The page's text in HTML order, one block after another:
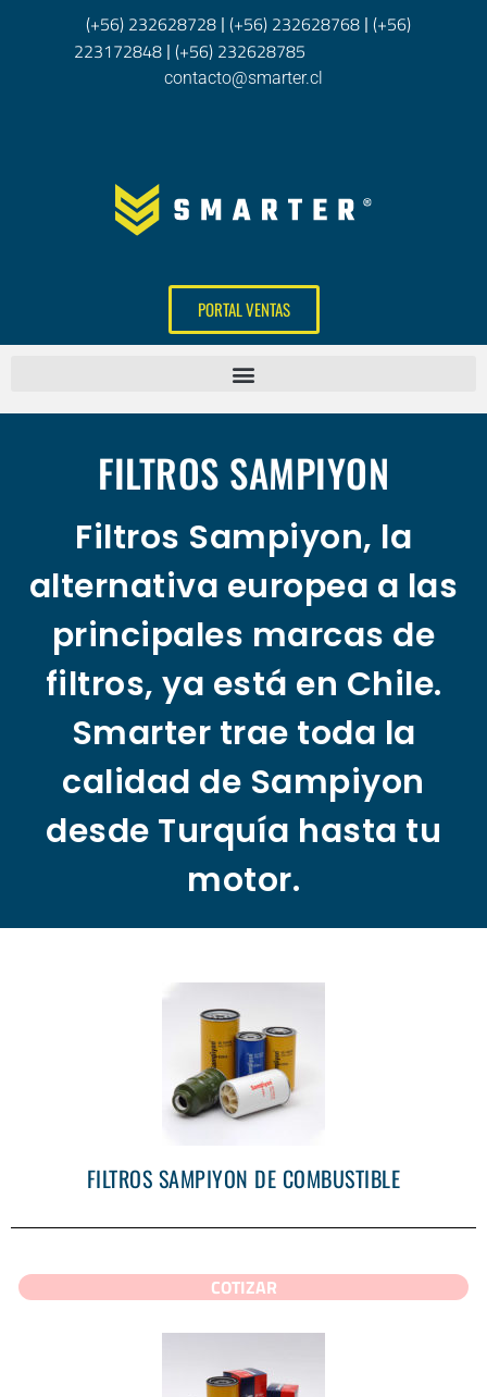
(+56) 232628728| (+56) 232628768| (+56)
223172848| (+56) 232628785
contacto@smarter.cl
PORTAL VENTAS
FILTROS SAMPIYON
Filtros Sampiyon, la
alternativa europea a las
principales marcas de
filtros, ya está en Chile.
Smarter trae toda la
calidad de Sampiyon
desde Turquía hasta tu
motor.
FILTROS SAMPIYON DE COMBUSTIBLE
COTIZAR